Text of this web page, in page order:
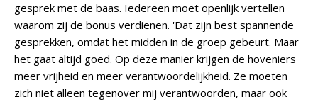
gesprek met de baas. Iedereen moet openlijk vertellen
waarom zij de bonus verdienen. 'Dat zijn best spannende
gesprekken, omdat het midden in de groep gebeurt. Maar
het gaat altijd goed. Op deze manier krijgen de hoveniers
meer vrijheid en meer verantwoordelijkheid. Ze moeten
zich niet alleen tegenover mij verantwoorden, maar ook